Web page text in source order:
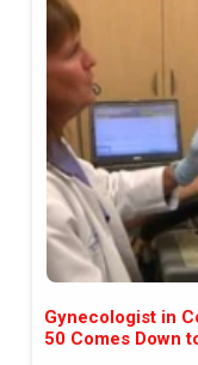
Gynecologist in
50 Comes Down